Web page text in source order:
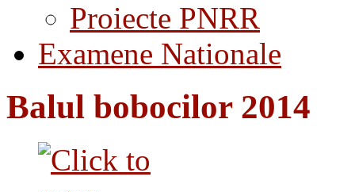
Proiecte PNRR
Examene Nationale
Balul bobocilor 2014